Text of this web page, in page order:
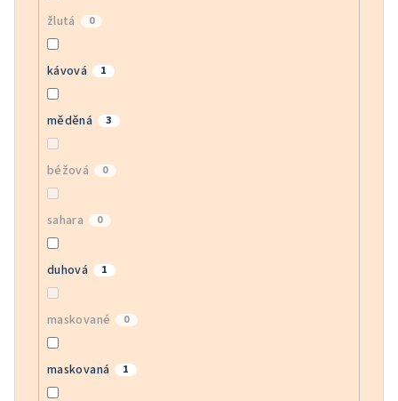
žlutá 0
kávová 1
měděná 3
béžová 0
sahara 0
duhová 1
maskované 0
maskovaná 1